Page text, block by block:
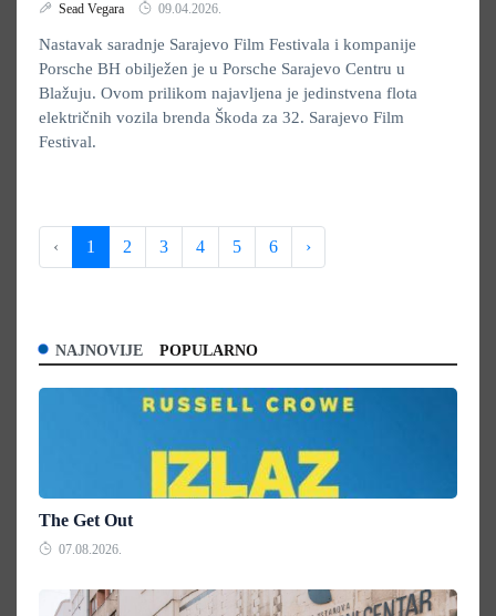
Sead Vegara 09.04.2026.
Nastavak saradnje Sarajevo Film Festivala i kompanije
Porsche BH obilježen je u Porsche Sarajevo Centru u
Blažuju. Ovom prilikom najavljena je jedinstvena flota
električnih vozila brenda Škoda za 32. Sarajevo Film
Festival.
‹ 1 2 3 4 5 6 ›
NAJNOVIJE POPULARNO
The Get Out
07.08.2026.